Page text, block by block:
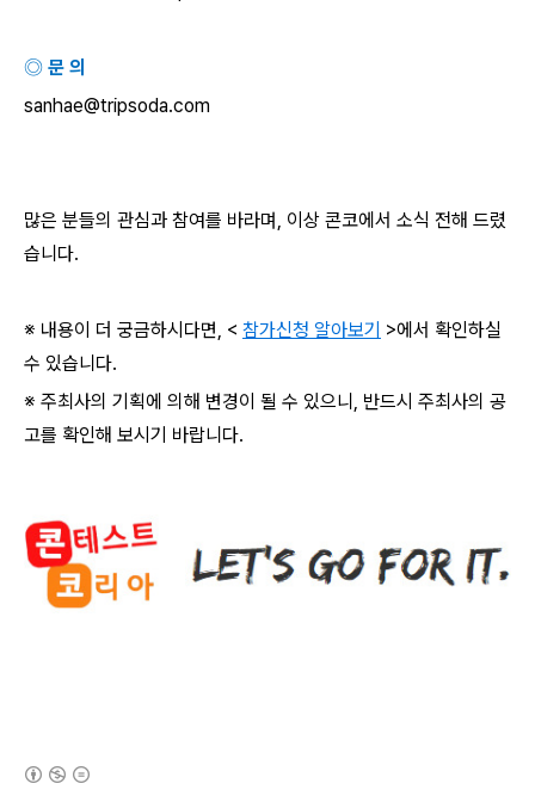
◎ 문 의
sanhae@tripsoda.com
많은 분들의 관심과 참여를 바라며, 이상 콘코에서 소식 전해 드렸
습니다.
※ 내용이 더 궁금하시다면, < 참가신청 알아보기 >에서 확인하실
수 있습니다.
※ 주최사의 기획에 의해 변경이 될 수 있으니, 반드시 주최사의 공
고를 확인해 보시기 바랍니다.